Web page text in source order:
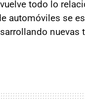
todo lo
automóviles se
nuevas